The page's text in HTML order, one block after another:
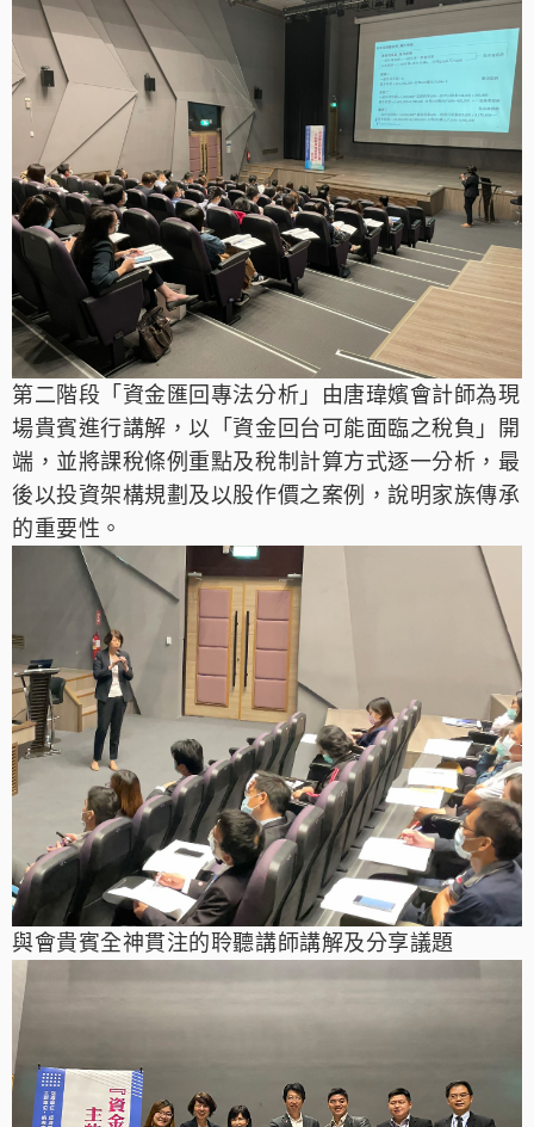
第二階段「 資金匯回專法分析 」 由唐瑋嬪會計師為現
場貴賓進行講解，以「資金回台可能面臨之稅負」開
端，並將課稅條例重點及稅制計算方式逐一分析，最
後以投資架構規劃及以股作價之案例，說明家族傳承
的重要性。
與會貴賓全神貫注的聆聽講師講解及分享議題